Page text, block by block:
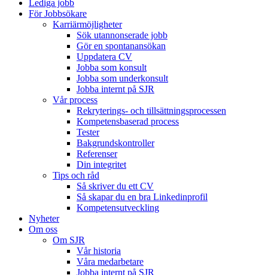
Lediga jobb
För Jobbsökare
Karriärmöjligheter
Sök utannonserade jobb
Gör en spontanansökan
Uppdatera CV
Jobba som konsult
Jobba som underkonsult
Jobba internt på SJR
Vår process
Rekryterings- och tillsättningsprocessen
Kompetensbaserad process
Tester
Bakgrundskontroller
Referenser
Din integritet
Tips och råd
Så skriver du ett CV
Så skapar du en bra Linkedinprofil
Kompetensutveckling
Nyheter
Om oss
Om SJR
Vår historia
Våra medarbetare
Jobba internt på SJR